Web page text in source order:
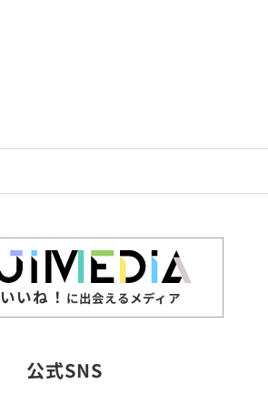
いいね！ に出会えるメディア
公式SNS